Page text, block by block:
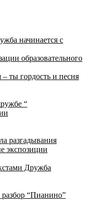
начинается с
образовательного
ты гордость и песня
“
разгадывания
экспозиции
Дружба
“Пианино”